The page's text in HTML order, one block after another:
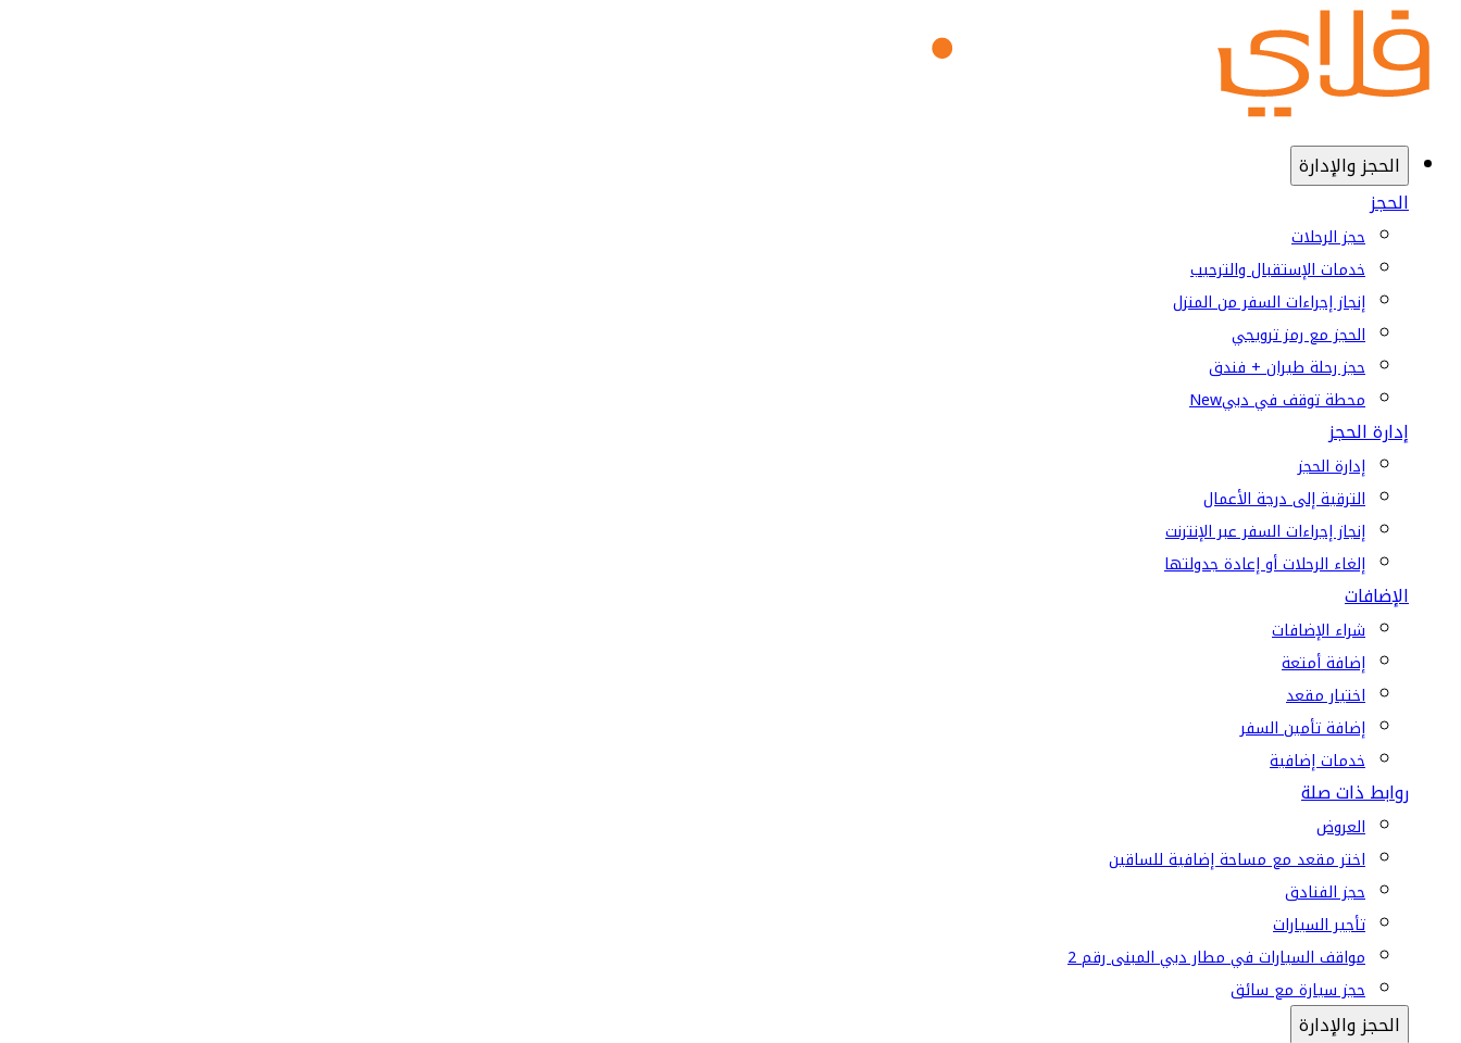
الحجز والإدارة
الحجز
حجز الرحلات
خدمات الإستقبال والترحيب
إنجاز إجراءات السفر من المنزل
الحجز مع رمز ترويجي
حجز رحلة طيران + فندق
محطة توقف في دبيNew
إدارة الحجز
إدارة الحجز
الترقية إلى درجة الأعمال
إنجاز إجراءات السفر عبر الإنترنت
إلغاء الرحلات أو إعادة جدولتها
الإضافات
شراء الإضافات
إضافة أمتعة
اختيار مقعد
إضافة تأمين السفر
خدمات إضافية
روابط ذات صلة
العروض
اختر مقعد مع مساحة إضافية للساقين
حجز الفنادق
تأجير السيارات
مواقف السيارات في مطار دبي المبنى رقم 2
حجز سيارة مع سائق
الحجز والإدارة